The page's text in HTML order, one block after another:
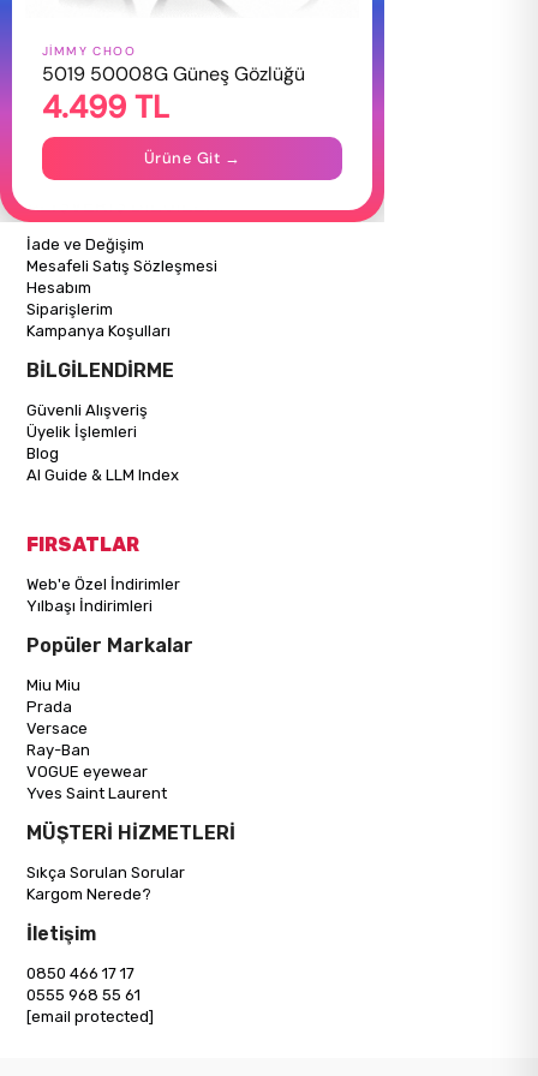
HAKKIMIZDA
Hakkımızda
Gizlilik Politikası
İletişim
Mağazalarımız
ALIŞVERİŞ BİLGİLERİ
İade ve Değişim
Mesafeli Satış Sözleşmesi
Hesabım
Siparişlerim
Kampanya Koşulları
BİLGİLENDİRME
Güvenli Alışveriş
Üyelik İşlemleri
Blog
AI Guide & LLM Index
FIRSATLAR
Web'e Özel İndirimler
Yılbaşı İndirimleri
Popüler Markalar
Miu Miu
Prada
Versace
Ray-Ban
VOGUE eyewear
Yves Saint Laurent
MÜŞTERİ HİZMETLERİ
Sıkça Sorulan Sorular
Kargom Nerede?
İletişim
0850 466 17 17
0555 968 55 61
[email protected]
JIMMY CHOO
5019 50008G Güneş Gözlüğü
4.499 TL
Ürüne Git →